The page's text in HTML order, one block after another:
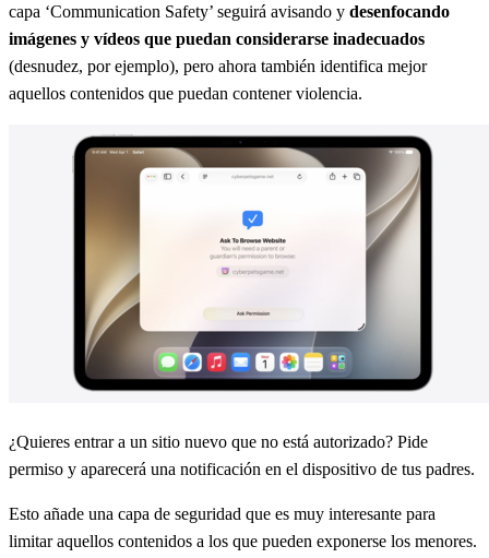
capa ‘Communication Safety’ seguirá avisando y desenfocando
imágenes y vídeos que puedan considerarse inadecuados
(desnudez, por ejemplo), pero ahora también identifica mejor
aquellos contenidos que puedan contener violencia.
¿Quieres entrar a un sitio nuevo que no está autorizado? Pide
permiso y aparecerá una notificación en el dispositivo de tus padres.
Esto añade una capa de seguridad que es muy interesante para
limitar aquellos contenidos a los que pueden exponerse los menores.